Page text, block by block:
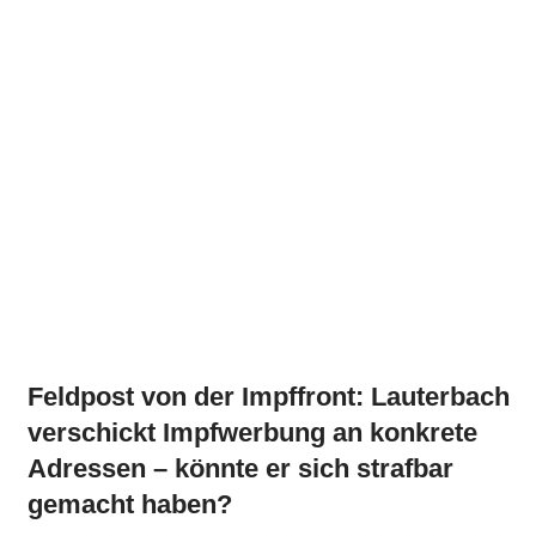
Feldpost von der Impffront: Lauterbach
verschickt Impfwerbung an konkrete
Adressen – könnte er sich strafbar
gemacht haben?